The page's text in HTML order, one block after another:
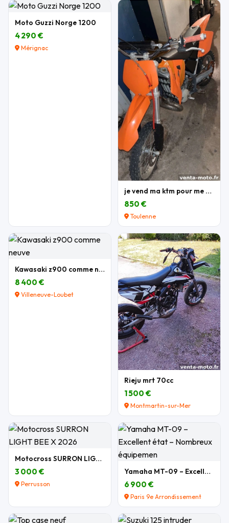
Moto Guzzi Norge 1200
4 290 €
Mérignac
je vend ma ktm pour me acheter une autre moto
850 €
Toulenne
Kawasaki z900 comme neuve
8 400 €
Villeneuve-Loubet
Rieju mrt 70cc
1 500 €
Montmartin-sur-Mer
Motocross SURRON LIGHT BEE X 2026
3 000 €
Perrusson
Yamaha MT-09 – Excellent état – Nombreux équipemen
6 900 €
Paris 9e Arrondissement